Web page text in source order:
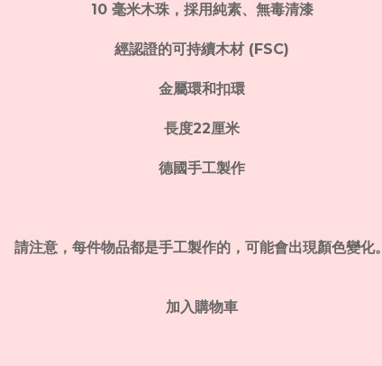
10 毫米木珠，採用純素、無毒清漆
經認證的可持續木材 (FSC)
金屬環和扣環
長度22厘米
德國手工製作
請注意，每件物品都是手工製作的，可能會出現顏色變化。
加入購物車